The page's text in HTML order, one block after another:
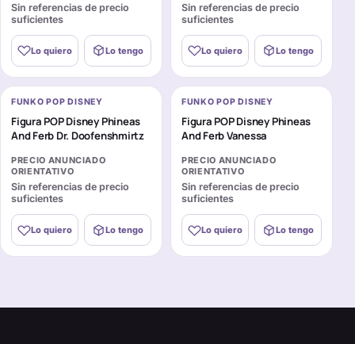
Sin referencias de precio
suficientes
Lo quiero Lo tengo
Sin referencias de precio
suficientes
Lo quiero Lo tengo
FUNKO POP DISNEY
Figura POP Disney Phineas
And Ferb Dr. Doofenshmirtz
PRECIO ANUNCIADO
ORIENTATIVO
Sin referencias de precio
suficientes
Lo quiero Lo tengo
FUNKO POP DISNEY
Figura POP Disney Phineas
And Ferb Vanessa
PRECIO ANUNCIADO
ORIENTATIVO
Sin referencias de precio
suficientes
Lo quiero Lo tengo